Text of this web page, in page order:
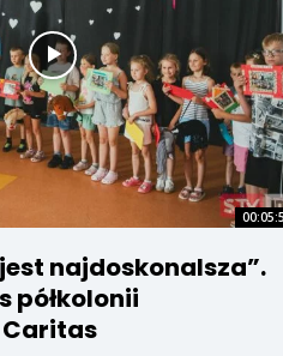
najdoskonalsza”.
półkolonii